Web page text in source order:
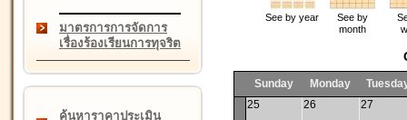
มาตรการการจัดการ
เรื่องร้องเรียนการทุจริต
ค้นหาราคาประเมิน
See by year
See by
month
Sunday Monday
25 26 27